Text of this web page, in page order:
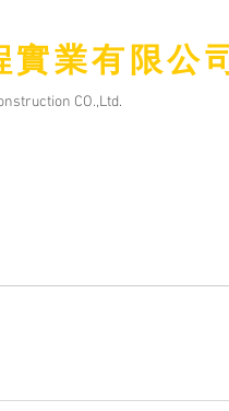
實業有限公司
CO.,Ltd.